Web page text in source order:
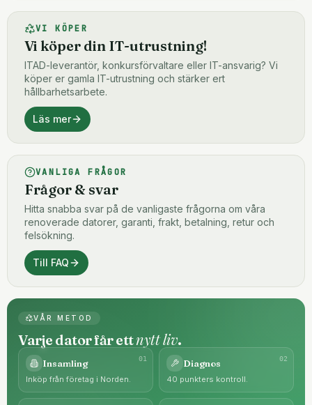
VI KÖPER
Vi köper din IT-utrustning!
ITAD-leverantör, konkursförvaltare eller IT-ansvarig? Vi
köper er gamla IT-utrustning och stärker ert
hållbarhetsarbete.
Läs mer
VANLIGA FRÅGOR
Frågor & svar
Hitta snabba svar på de vanligaste frågorna om våra
renoverade datorer, garanti, frakt, betalning, retur och
felsökning.
Till FAQ
VÅR METOD
Varje dator får ettnytt liv.
01
Insamling
Inköp från företag i Norden.
02
Diagnos
40 punkters kontroll.